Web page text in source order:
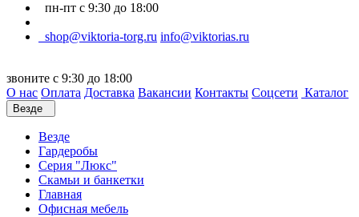
пн-пт с 9:30 до 18:00
shop@viktoria-torg.ru info@viktorias.ru
звоните с 9:30 до 18:00
О нас Оплата Доставка Вакансии Контакты Соцсети Каталог
Везде
Везде
Гардеробы
Серия "Люкс"
Скамьи и банкетки
Главная
Офисная мебель